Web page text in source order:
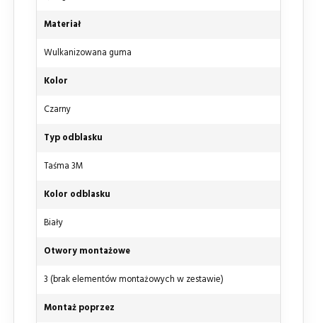
Materiał
Wulkanizowana guma
Kolor
Czarny
Typ odblasku
Taśma 3M
Kolor odblasku
Biały
Otwory montażowe
3 (brak elementów montażowych w zestawie)
Montaż poprzez